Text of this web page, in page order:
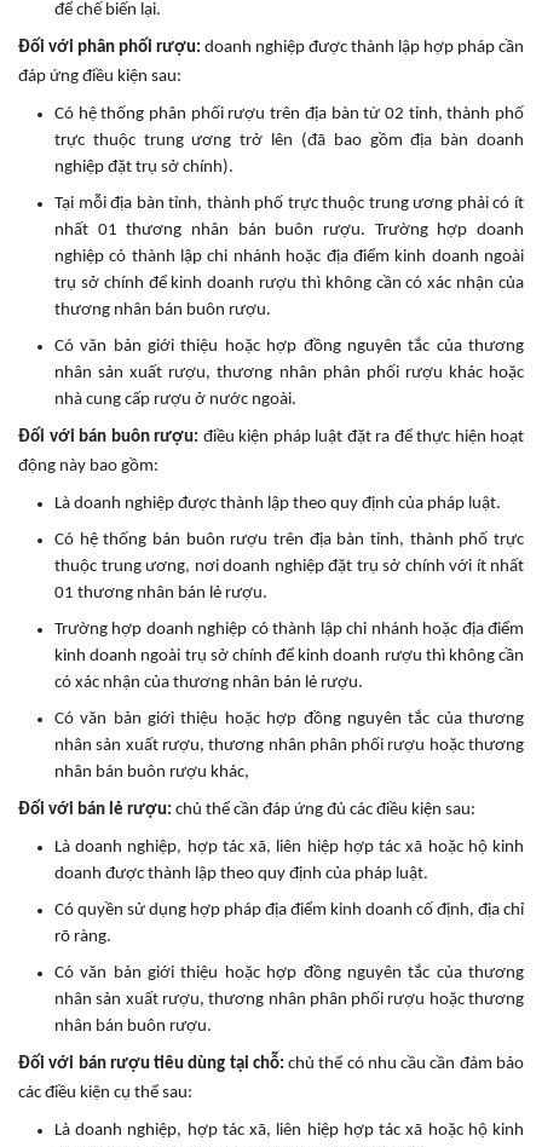
để chế biến lại.
Đối với phân phối rượu: doanh nghiệp được thành lập hợp pháp cần
đáp ứng điều kiện sau:
Có hệ thống phân phối rượu trên địa bàn từ 02 tỉnh, thành phố
trực thuộc trung ương trở lên (đã bao gồm địa bàn doanh
nghiệp đặt trụ sở chính).
Tại mỗi địa bàn tỉnh, thành phố trực thuộc trung ương phải có ít
nhất 01 thương nhân bán buôn rượu. Trường hợp doanh
nghiệp có thành lập chi nhánh hoặc địa điểm kinh doanh ngoài
trụ sở chính để kinh doanh rượu thì không cần có xác nhận của
thương nhân bán buôn rượu.
Có văn bản giới thiệu hoặc hợp đồng nguyên tắc của thương
nhân sản xuất rượu, thương nhân phân phối rượu khác hoặc
nhà cung cấp rượu ở nước ngoài.
Đối với bán buôn rượu: điều kiện pháp luật đặt ra để thực hiện hoạt
động này bao gồm:
Là doanh nghiệp được thành lập theo quy định của pháp luật.
Có hệ thống bán buôn rượu trên địa bàn tỉnh, thành phố trực
thuộc trung ương, nơi doanh nghiệp đặt trụ sở chính với ít nhất
01 thương nhân bán lẻ rượu.
Trường hợp doanh nghiệp có thành lập chi nhánh hoặc địa điểm
kinh doanh ngoài trụ sở chính để kinh doanh rượu thì không cần
có xác nhận của thương nhân bán lẻ rượu.
Có văn bản giới thiệu hoặc hợp đồng nguyên tắc của thương
nhân sản xuất rượu, thương nhân phân phối rượu hoặc thương
nhân bán buôn rượu khác,
Đối với bán lẻ rượu: chủ thể cần đáp ứng đủ các điều kiện sau:
Là doanh nghiệp, hợp tác xã, liên hiệp hợp tác xã hoặc hộ kinh
doanh được thành lập theo quy định của pháp luật.
Có quyền sử dụng hợp pháp địa điểm kinh doanh cố định, địa chỉ
rõ ràng.
Có văn bản giới thiệu hoặc hợp đồng nguyên tắc của thương
nhân sản xuất rượu, thương nhân phân phối rượu hoặc thương
nhân bán buôn rượu.
Đối với bán rượu tiêu dùng tại chỗ: chủ thể có nhu cầu cần đảm bảo
các điều kiện cụ thể sau:
Là doanh nghiệp, hợp tác xã, liên hiệp hợp tác xã hoặc hộ kinh